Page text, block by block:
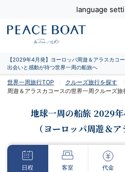
language
【2029年4月発】ヨーロッパ周遊＆アラスカコ
出会いと感動が待つ世界一周の船旅へ
世界一周旅行TOP クルーズ旅行を探す
周遊＆アラスカコースの世界一周クルーズ旅
地球一周の船旅 2029
（ヨーロッパ周遊＆ア
日程 客室 代金